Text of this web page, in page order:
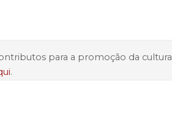
para a promoção da cultura
.